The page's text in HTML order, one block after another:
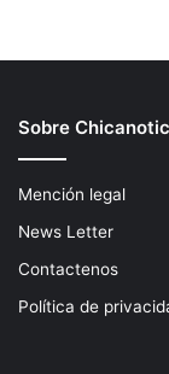
Sobre
Mención legal
News Letter
Contactenos
Política de